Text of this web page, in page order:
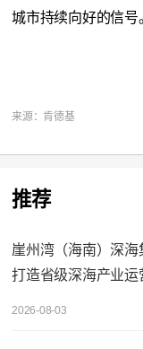
城市持续向好的信号
来源：肯德基
推荐
崖州湾（海南）深海
打造省级深海产业运
2026-08-03